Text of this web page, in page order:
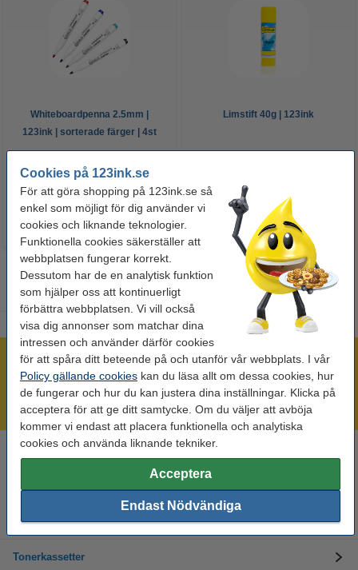
Cookies på 123ink.se
För att göra shopping på 123ink.se så
enkel som möjligt för dig använder vi
cookies och liknande teknologier.
Funktionella cookies säkerställer att
webbplatsen fungerar korrekt.
Dessutom har de en analytisk funktion
som hjälper oss att kontinuerligt
förbättra webbplatsen. Vi vill också
visa dig annonser som matchar dina
intressen och använder därför cookies
för att spåra ditt beteende på och utanför vår webbplats. I vår
Policy gällande cookies kan du läsa allt om dessa cookies, hur
de fungerar och hur du kan justera dina inställningar. Klicka på
acceptera för att ge ditt samtycke. Om du väljer att avböja
kommer vi endast att placera funktionella och analytiska
cookies och använda liknande tekniker.
Acceptera
Endast Nödvändiga
Whiteboardpenna 2.5mm |
123ink | sorterade färger | 4st
60 kr Inkl. 25% Moms
Limstift 40g | 123ink
Mer än 300.000 kunder!
Beställ innan 16:00 så skickar vi idag!
Alltid låga priser!
Behöver du hjälp? Ring oss på 08-550 04 123
Helgfria vardagar från kl. 9:00 till 16:00
Bläckpatroner
Tonerkassetter